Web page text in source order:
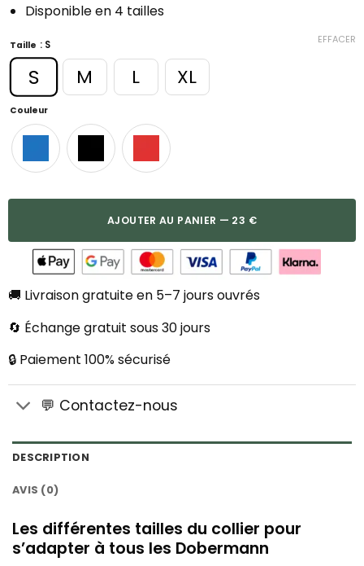
Disponible en 4 tailles
Taille : S
S M L XL
Couleur
EFFACER
AJOUTER AU PANIER — 23 €
🚚 Livraison gratuite en 5–7 jours ouvrés
🔄 Échange gratuit sous 30 jours
🔒 Paiement 100% sécurisé
💬 Contactez-nous
DESCRIPTION
AVIS (0)
Les différentes tailles du collier pour
s’adapter à tous les Dobermann